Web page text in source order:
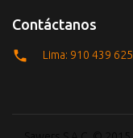
Contáctanos
Lima: 910 439 625